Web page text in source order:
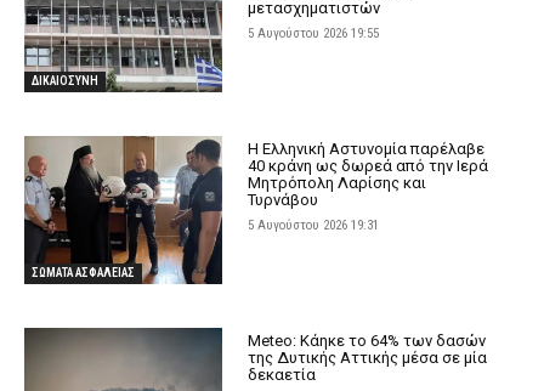
ΔΙΚΑΙΟΣΥΝΗ
μετασχηματιστών
5 Αυγούστου 2026 19:55
ΣΩΜΑΤΑ ΑΣΦΑΛΕΙΑΣ
Η Ελληνική Αστυνομία παρέλαβε
40 κράνη ως δωρεά από την Ιερά
Μητρόπολη Λαρίσης και
Τυρνάβου
5 Αυγούστου 2026 19:31
Meteo: Κάηκε το 64% των δασών
της Δυτικής Αττικής μέσα σε μία
δεκαετία